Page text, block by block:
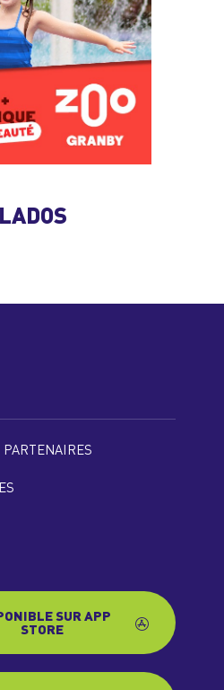
PARTENAIRES
SUR APP
STORE